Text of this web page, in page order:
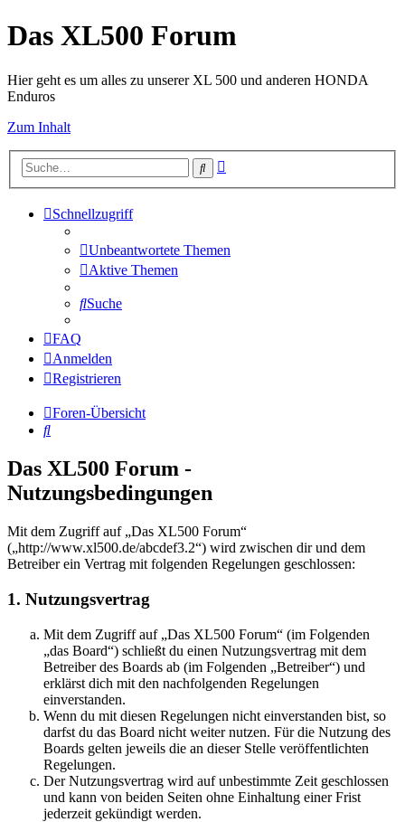
Das XL500 Forum
Hier geht es um alles zu unserer XL 500 und anderen HONDA
Enduros
Zum Inhalt
Suche
Schnellzugriff
Unbeantwortete Themen
Aktive Themen
Suche
FAQ
Anmelden
Registrieren
Foren-Übersicht
Suche
Das XL500 Forum -
Nutzungsbedingungen
Mit dem Zugriff auf „Das XL500 Forum“
(„http://www.xl500.de/abcdef3.2“) wird zwischen dir und dem
Betreiber ein Vertrag mit folgenden Regelungen geschlossen:
1. Nutzungsvertrag
Mit dem Zugriff auf „Das XL500 Forum“ (im Folgenden
„das Board“) schließt du einen Nutzungsvertrag mit dem
Betreiber des Boards ab (im Folgenden „Betreiber“) und
erklärst dich mit den nachfolgenden Regelungen
einverstanden.
Wenn du mit diesen Regelungen nicht einverstanden bist, so
darfst du das Board nicht weiter nutzen. Für die Nutzung des
Boards gelten jeweils die an dieser Stelle veröffentlichten
Regelungen.
Der Nutzungsvertrag wird auf unbestimmte Zeit geschlossen
und kann von beiden Seiten ohne Einhaltung einer Frist
jederzeit gekündigt werden.